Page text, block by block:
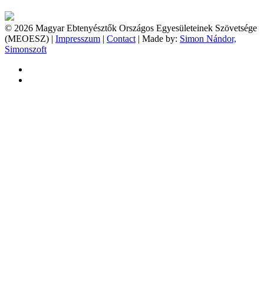
© 2026 Magyar Ebtenyésztők Országos Egyesületeinek Szövetsége
(MEOESZ) | Impresszum | Contact | Made by: Simon Nándor,
Simonszoft